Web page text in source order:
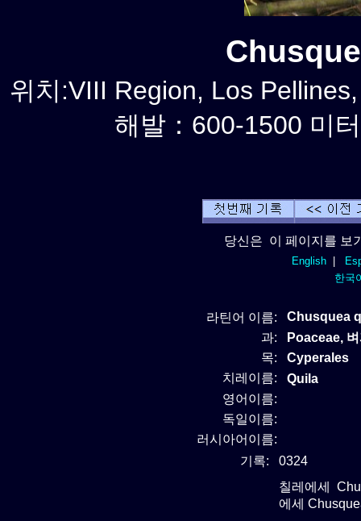
위치:VIII Region, Los
해발：600-1500 미
당신은 이 페이지를 보
English|
한국
라틴어 이름:
Chusquea
과:
Poaceae,
목:
Cyperales
치레이름:
Quila
영어이름:
독일이름:
러시아어이름:
기록:
0324
칠레에세
에세